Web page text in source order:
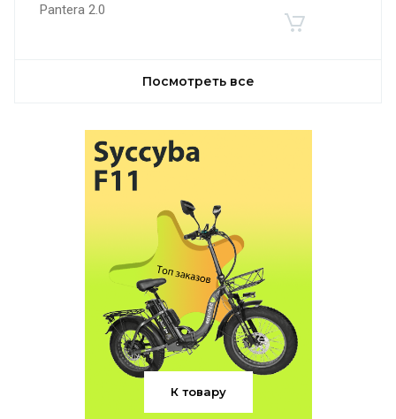
Pantera 2.0
Посмотреть все
К товару